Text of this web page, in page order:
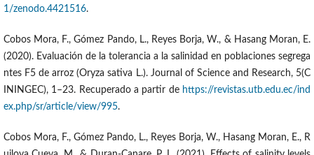
1/zenodo.4421516.
Cobos Mora, F., Gómez Pando, L., Reyes Borja, W., & Hasang Moran, E.
(2020). Evaluación de la tolerancia a la salinidad en poblaciones segrega
ntes F5 de arroz (Oryza sativa L.). Journal of Science and Research, 5(C
ININGEC), 1–23. Recuperado a partir de https://revistas.utb.edu.ec/ind
ex.php/sr/article/view/995.
Cobos Mora, F., Gómez Pando, L., Reyes Borja, W., Hasang Moran, E., R